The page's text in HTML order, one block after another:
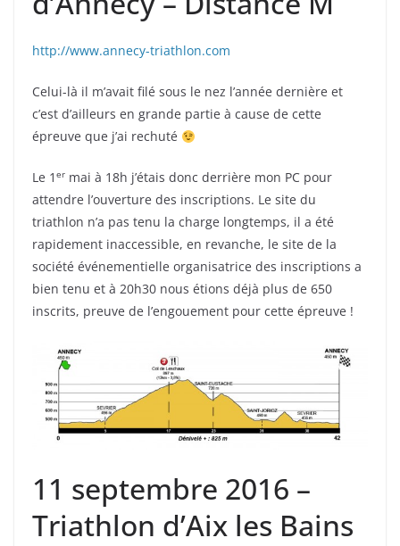
http://www.annecy-triathlon.com
Celui-là il m’avait filé sous le nez l’année dernière et
c’est d’ailleurs en grande partie à cause de cette
épreuve que j’ai rechuté
Le 1 er mai à 18h j’étais donc derrière mon PC pour
attendre l’ouverture des inscriptions. Le site du
triathlon n’a pas tenu la charge longtemps, il a été
rapidement inaccessible, en revanche, le site de la
société événementielle organisatrice des inscriptions a
bien tenu et à 20h30 nous étions déjà plus de 650
inscrits, preuve de l’engouement pour cette épreuve !
11 septembre 2016 –
Triathlon d’Aix les Bains